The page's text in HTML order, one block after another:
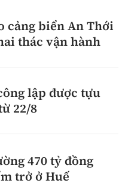
cảng biển An Thới
thác vận hành
lập được tựu
22/8
470 tỷ đồng
trở ở Huế